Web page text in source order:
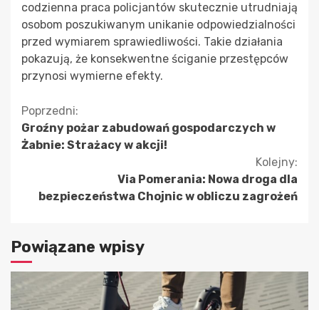
codzienna praca policjantów skutecznie utrudniają
osobom poszukiwanym unikanie odpowiedzialności
przed wymiarem sprawiedliwości. Takie działania
pokazują, że konsekwentne ściganie przestępców
przynosi wymierne efekty.
Kontynuuj
czytanie
Poprzedni:
Groźny pożar zabudowań gospodarczych w
Żabnie: Strażacy w akcji!
Kolejny:
Via Pomerania: Nowa droga dla
bezpieczeństwa Chojnic w obliczu zagrożeń
Powiązane wpisy